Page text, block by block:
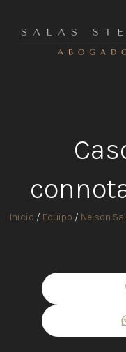
contenido
Inicio / Equipo / Nelson